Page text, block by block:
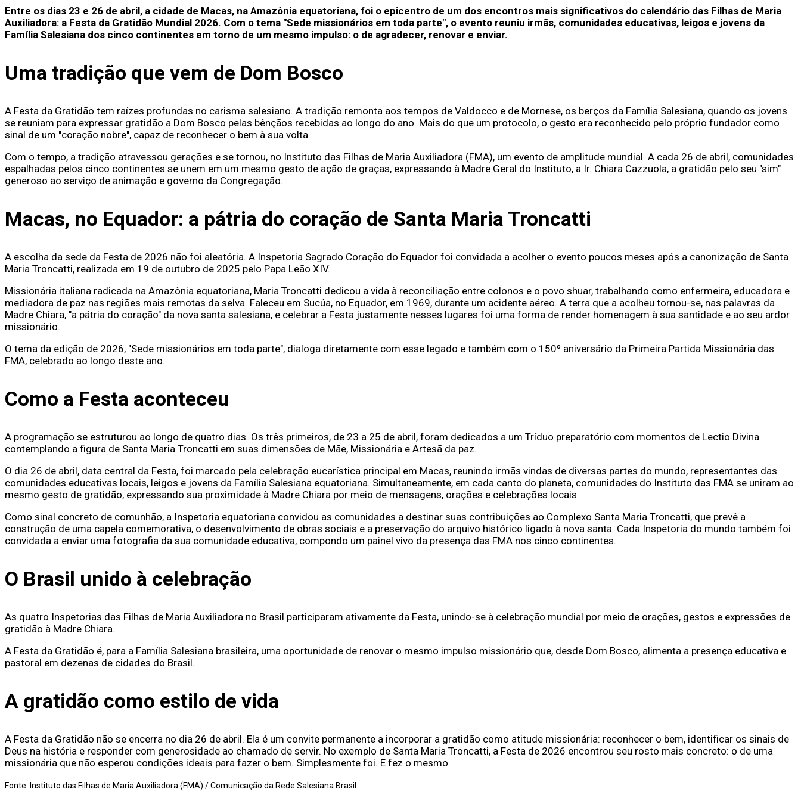
Entre os dias 23 e 26 de abril, a cidade de Macas, na Amazônia equatoriana, foi o epicentro de um dos encontros mais significativos do calendário das Filhas de Maria
Auxiliadora: a Festa da Gratidão Mundial 2026. Com o tema "Sede missionários em toda parte", o evento reuniu irmãs, comunidades educativas, leigos e jovens da
Família Salesiana dos cinco continentes em torno de um mesmo impulso: o de agradecer, renovar e enviar.
Uma tradição que vem de Dom Bosco
A Festa da Gratidão tem raízes profundas no carisma salesiano. A tradição remonta aos tempos de Valdocco e de Mornese, os berços da Família Salesiana, quando os jovens
se reuniam para expressar gratidão a Dom Bosco pelas bênçãos recebidas ao longo do ano. Mais do que um protocolo, o gesto era reconhecido pelo próprio fundador como
sinal de um "coração nobre", capaz de reconhecer o bem à sua volta.
Com o tempo, a tradição atravessou gerações e se tornou, no Instituto das Filhas de Maria Auxiliadora (FMA), um evento de amplitude mundial. A cada 26 de abril, comunidades
espalhadas pelos cinco continentes se unem em um mesmo gesto de ação de graças, expressando à Madre Geral do Instituto, a Ir. Chiara Cazzuola, a gratidão pelo seu "sim"
generoso ao serviço de animação e governo da Congregação.
Macas, no Equador: a pátria do coração de Santa Maria Troncatti
A escolha da sede da Festa de 2026 não foi aleatória. A Inspetoria Sagrado Coração do Equador foi convidada a acolher o evento poucos meses após a canonização de Santa
Maria Troncatti, realizada em 19 de outubro de 2025 pelo Papa Leão XIV.
Missionária italiana radicada na Amazônia equatoriana, Maria Troncatti dedicou a vida à reconciliação entre colonos e o povo shuar, trabalhando como enfermeira, educadora e
mediadora de paz nas regiões mais remotas da selva. Faleceu em Sucúa, no Equador, em 1969, durante um acidente aéreo. A terra que a acolheu tornou-se, nas palavras da
Madre Chiara, "a pátria do coração" da nova santa salesiana, e celebrar a Festa justamente nesses lugares foi uma forma de render homenagem à sua santidade e ao seu ardor
missionário.
O tema da edição de 2026, "Sede missionários em toda parte", dialoga diretamente com esse legado e também com o 150º aniversário da Primeira Partida Missionária das
FMA, celebrado ao longo deste ano.
Como a Festa aconteceu
A programação se estruturou ao longo de quatro dias. Os três primeiros, de 23 a 25 de abril, foram dedicados a um Tríduo preparatório com momentos de Lectio Divina
contemplando a figura de Santa Maria Troncatti em suas dimensões de Mãe, Missionária e Artesã da paz.
O dia 26 de abril, data central da Festa, foi marcado pela celebração eucarística principal em Macas, reunindo irmãs vindas de diversas partes do mundo, representantes das
comunidades educativas locais, leigos e jovens da Família Salesiana equatoriana. Simultaneamente, em cada canto do planeta, comunidades do Instituto das FMA se uniram ao
mesmo gesto de gratidão, expressando sua proximidade à Madre Chiara por meio de mensagens, orações e celebrações locais.
Como sinal concreto de comunhão, a Inspetoria equatoriana convidou as comunidades a destinar suas contribuições ao Complexo Santa Maria Troncatti, que prevê a
construção de uma capela comemorativa, o desenvolvimento de obras sociais e a preservação do arquivo histórico ligado à nova santa. Cada Inspetoria do mundo também foi
convidada a enviar uma fotografia da sua comunidade educativa, compondo um painel vivo da presença das FMA nos cinco continentes.
O Brasil unido à celebração
As quatro Inspetorias das Filhas de Maria Auxiliadora no Brasil participaram ativamente da Festa, unindo-se à celebração mundial por meio de orações, gestos e expressões de
gratidão à Madre Chiara.
A Festa da Gratidão é, para a Família Salesiana brasileira, uma oportunidade de renovar o mesmo impulso missionário que, desde Dom Bosco, alimenta a presença educativa e
pastoral em dezenas de cidades do Brasil.
A gratidão como estilo de vida
A Festa da Gratidão não se encerra no dia 26 de abril. Ela é um convite permanente a incorporar a gratidão como atitude missionária: reconhecer o bem, identificar os sinais de
Deus na história e responder com generosidade ao chamado de servir. No exemplo de Santa Maria Troncatti, a Festa de 2026 encontrou seu rosto mais concreto: o de uma
missionária que não esperou condições ideais para fazer o bem. Simplesmente foi. E fez o mesmo.
Fonte: Instituto das Filhas de Maria Auxiliadora (FMA) / Comunicação da Rede Salesiana Brasil